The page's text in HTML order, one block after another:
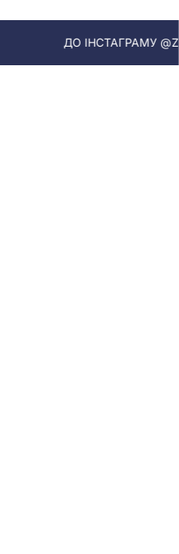
ДО ІНСТАГРАМУ